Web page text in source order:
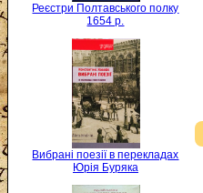
Реєстри Полтавського полку
1654 р.
Вибрані поезії в перекладах
Юрія Буряка